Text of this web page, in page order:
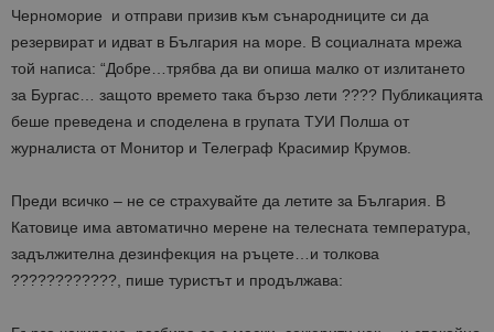
Черноморие и отправи призив към сънародниците си да
резервират и идват в България на море. В социалната мрежа
той написа: “Добре…трябва да ви опиша малко от излитането
за Бургас… защото времето така бързо лети ???? Публикацията
беше преведена и споделена в групата ТУИ Полша от
журналиста от Монитор и Телеграф Красимир Крумов.
Преди всичко – не се страхувайте да летите за България. В
Катовице има автоматично мерене на телесната температура,
задължителна дезинфекция на ръцете…и толкова
????????????, пише туристът и продължава: